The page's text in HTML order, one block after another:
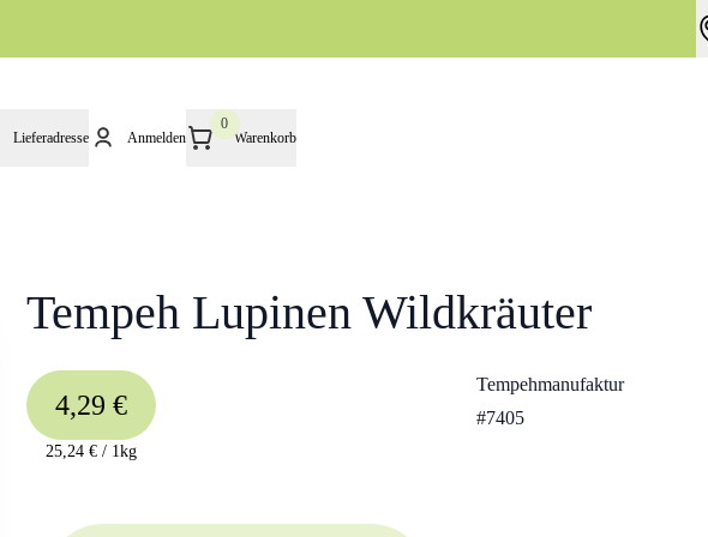
Lieferadresse Anmelden
0
Warenkorb
Tempeh Lupinen Wildkräuter
Tempehmanufaktur
#7405
4,29 €
25,24 € / 1kg